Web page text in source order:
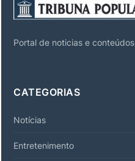
Portal de noticias e conteúdos
CATEGORIAS
Notícias
Entretenimento